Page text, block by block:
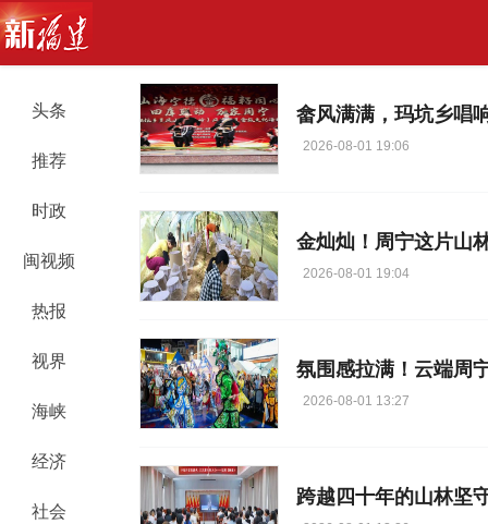
头条
推荐
时政
闽视频
热报
视界
海峡
经济
社会
畲风满满，玛坑乡唱
2026-08-01 19:06
金灿灿！周宁这片山
2026-08-01 19:04
氛围感拉满！云端周
2026-08-01 13:27
跨越四十年的山林坚